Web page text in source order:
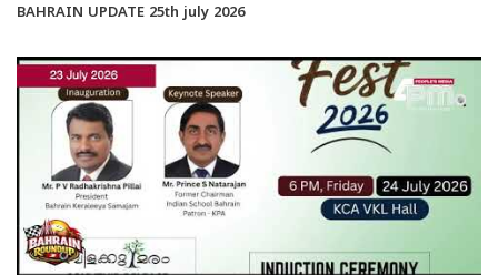
BAHRAIN UPDATE 25th july 2026